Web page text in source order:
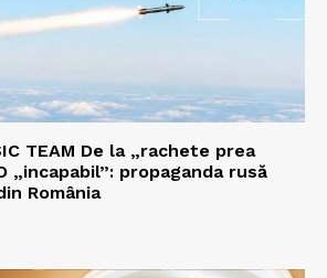
TEAM De la „rachete prea
„incapabil”: propaganda rusă
România